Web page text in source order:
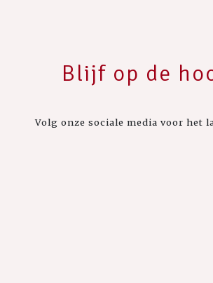
Blijf op de
Volg onze sociale media voor het